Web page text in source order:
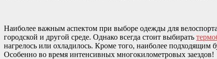
Наиболее важным аспектом при выборе одежды для
городской и другой среде. Однако всегда стоит выбирать
нагрелось или охладилось. Кроме того, наиболее подходящим
Особенно во время интенсивных многокилометровых заездов!